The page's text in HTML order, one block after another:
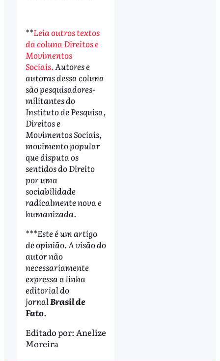
**Leia outros textos
da coluna Direitos e
Movimentos
Sociais.Autores e
autoras dessa coluna
são pesquisadores-
militantes do
Instituto de Pesquisa,
Direitos e
Movimentos Sociais,
movimento popular
que disputa os
sentidos do Direito
por uma
sociabilidade
radicalmente nova e
humanizada.
***Este é um artigo
de opinião. A visão do
autor não
necessariamente
expressa a linha
editorial do
jornalBrasil de
Fato.
Editado por: Anelize
Moreira